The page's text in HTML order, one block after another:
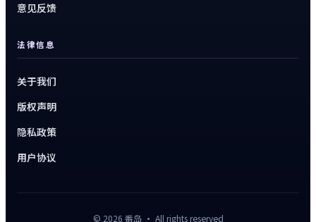
意见反馈
法律信息
关于我们
版权声明
隐私政策
用户协议
© 2026 番岛· All rights reserved